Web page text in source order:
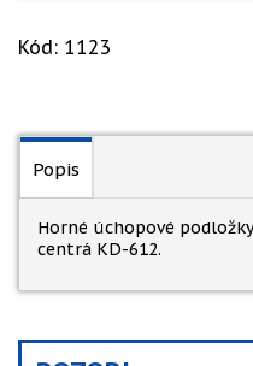
Kód: 1123
Popis
Horné úchopové
centrá KD-612.